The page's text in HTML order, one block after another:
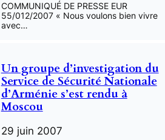
COMMUNIQUÉ DE PRESSE EUR
55/012/2007 « Nous voulons bien vivre
avec…
Un groupe d’investigation du
Service de Sécurité Nationale
d’Arménie s’est rendu à
Moscou
29 juin 2007